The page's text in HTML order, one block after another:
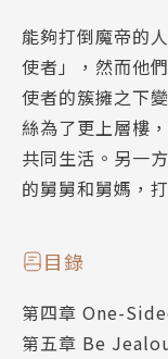
能夠打倒魔帝的
使者」，然而他
使者的簇擁之下
絲為了更上層樓
共同生活。另一
的舅舅和舅媽，
目錄
第四章 One-
第五章 Be